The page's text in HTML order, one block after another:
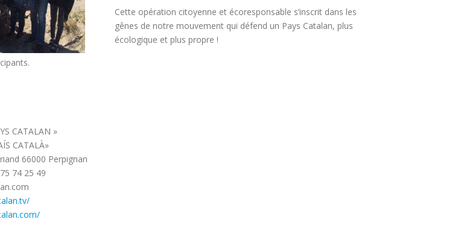
Cette opération citoyenne et écoresponsable s’inscrit dans les
gênes de notre mouvement qui défend un Pays Catalan, plus
écologique et plus propre !
CATALAN »
CATALÀ»
66000 Perpignan
74 25 49